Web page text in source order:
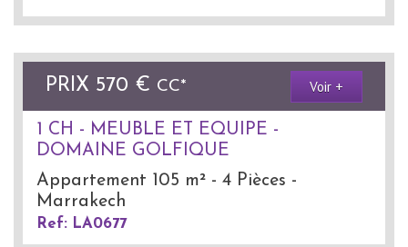
PRIX 570 € CC* Voir +
1 CH - MEUBLE ET EQUIPE -
DOMAINE GOLFIQUE
Appartement 105 m² - 4 Pièces -
Marrakech
Ref: LA0677